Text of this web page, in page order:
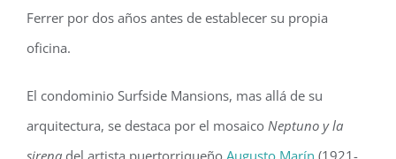
Ferrer por dos años antes de establecer su propia
oficina.
El condominio Surfside Mansions, mas allá de su
arquitectura, se destaca por el mosaico Neptuno y la
sirena del artista puertorriqueño Augusto Marín (1921-